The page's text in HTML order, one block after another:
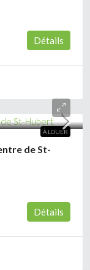
Détails
À LOUER
de St-
Détails